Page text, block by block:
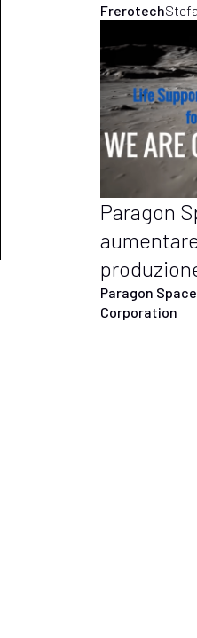
Frerotech
Paragon
Paragon
Corporation